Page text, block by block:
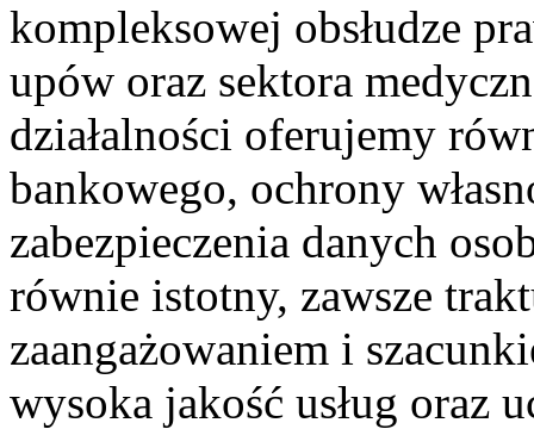
kompleksowej obsłudze
upów oraz sektora
działalności oferujemy
bankowego, ochrony
zabezpieczenia danych
równie istotny, zawsze
zaangażowaniem i
wysoka jakość usług oraz